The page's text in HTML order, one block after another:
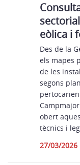
eòlica i
Des de la
els mapes
de les
segons
obert
tècnics i
27/03/2026